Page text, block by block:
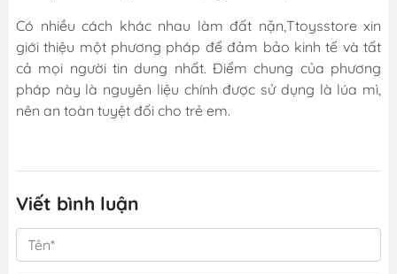
Có nhiều cách khác nhau làm đất nặn,Ttoysstore xin
giới thiệu một phương pháp để đảm bảo kinh tế và tất
cả mọi người tin dung nhất. Điểm chung của phương
pháp này là nguyên liệu chính được sử dụng là lúa mì,
nên an toàn tuyệt đối cho trẻ em.
Viết bình luận